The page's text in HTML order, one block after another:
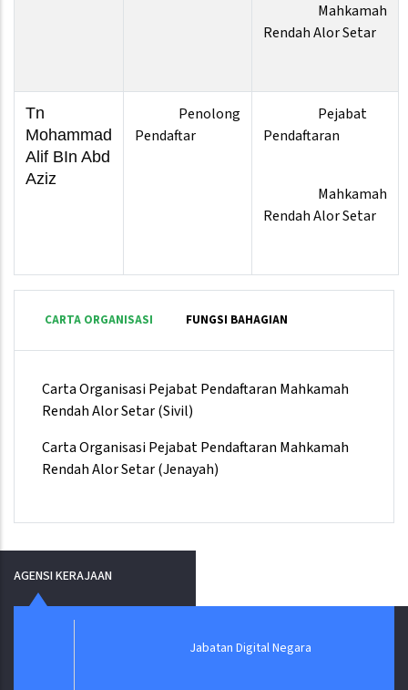
Mahkamah
Rendah Alor Setar
Tn
Mohammad
Alif BIn Abd
Aziz
Penolong
Pendaftar
Pejabat
Pendaftaran
Mahkamah
Rendah Alor Setar
CARTA ORGANISASI FUNGSI BAHAGIAN
Carta Organisasi Pejabat Pendaftaran Mahkamah
Rendah Alor Setar (Sivil)
Carta Organisasi Pejabat Pendaftaran Mahkamah
Rendah Alor Setar (Jenayah)
AGENSI KERAJAAN
Jabatan Digital Negara